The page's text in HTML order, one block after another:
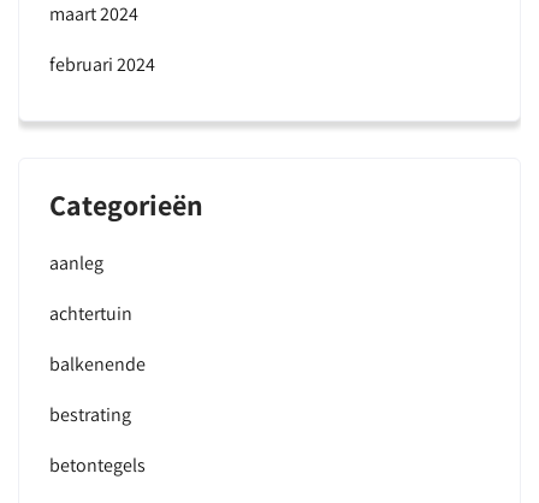
maart 2024
februari 2024
Categorieën
aanleg
achtertuin
balkenende
bestrating
betontegels